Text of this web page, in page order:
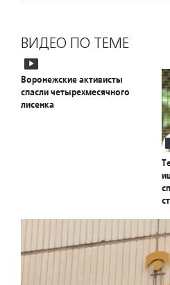
ВИДЕО ПО ТЕМЕ
Воронежские активисты
спасли четырехмесячного
лисенка